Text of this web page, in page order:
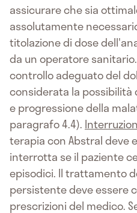
assicurare che sia
assolutamente
titolazione di dose
da un operatore
controllo adeguato del
considerata la possibilità
e progressione della
paragrafo 4.4).
terapia con Abstral deve
interrotta se il paziente
episodici. Il trattamento
persistente deve essere
prescrizioni del medico.